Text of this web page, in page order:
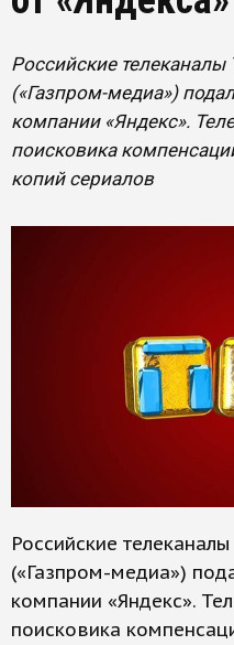
Российские телеканалы
(«Газпром-медиа»)
компании «Яндекс».
поисковика
копий сериалов
Российские
(«Газпром-медиа»)
компании «Яндекс».
поисковика